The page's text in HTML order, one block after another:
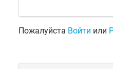
Пожалуйста Войти или